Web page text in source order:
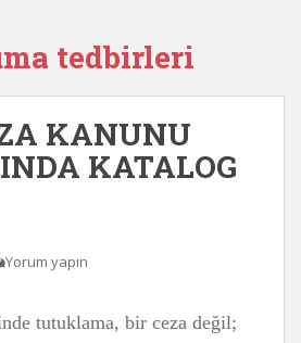
tedbirleri
KANUNU
KATALOG
Yorum yapın
tutuklama, bir ceza değil;